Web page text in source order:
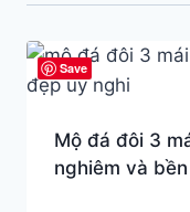
Save
Mộ đá đôi 3
nghiêm và